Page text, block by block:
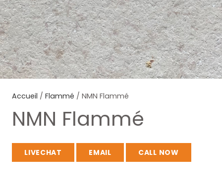
Accueil / Flammé / NMN Flammé
NMN Flammé
LIVECHAT EMAIL CALL NOW